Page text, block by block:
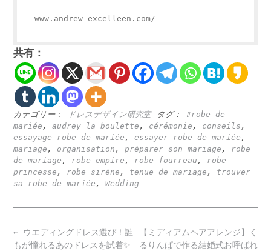
www.andrew-excelleen.com/
共有：
カテゴリー： ドレスデザイン研究室 タグ： #robe de
mariée , audrey la boulette , cérémonie , conseils ,
essayage robe de mariée , essayer robe de mariée ,
mariage , organisation , préparer son mariage , robe
de mariage , robe empire , robe fourreau , robe
princesse , robe sirène , tenue de mariage , trouver
sa robe de mariée , Wedding
Post
navigation
【ミディアムヘアアレンジ】く
るりんぱで作る結婚式お呼ばれ
← ウエディングドレス選び！誰
もが憧れるあのドレスを試着✨